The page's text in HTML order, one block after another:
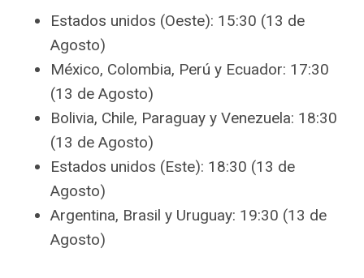
Estados unidos (Oeste): 15:30 (13 de
Agosto)
México, Colombia, Perú y Ecuador: 17:30
(13 de Agosto)
Bolivia, Chile, Paraguay y Venezuela: 18:30
(13 de Agosto)
Estados unidos (Este): 18:30 (13 de
Agosto)
Argentina, Brasil y Uruguay: 19:30 (13 de
Agosto)